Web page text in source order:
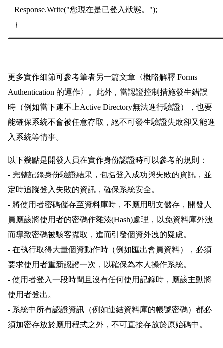
Response.Write("您現在是已登入狀態。");
}
更多實作細節可參考筆者另一篇文章〈概略解釋 Forms
Authentication 的運作〉。此外，當認證控制措施發生錯誤
時（例如當下連不上Active Directory無法進行驗證），也要
能確保系統不會被任意存取，絕不可發生驗證失敗卻又能進
入系統等情事。
以下幾點是開發人員在實作身份認證時可以參考的規則：
- 完整記錄身份驗證結果，包括登入成功與失敗的資訊，並
定時追蹤登入失敗的資訊，確保系統安全。
- 將使用者密碼儲存至資料庫時，不應用明文儲存，開發人
員應該將使用者的密碼作雜湊(Hash)處理，以免資料庫外洩
而導致密碼被駭客擷取，進而引發個資外洩的疑慮。
- 在執行取得大量個資動作時（例如匯出會員資料），必須
要求使用者重新認證一次，以確保為本人操作系統。
- 使用者登入一段時間且沒有任何使用記錄時，應該主動將
使用者登出。
- 系統中所有認證資訊（例如連結資料庫的帳號密碼）都必
須加密存放於應用程式之外，不可直接存放於原始碼中。